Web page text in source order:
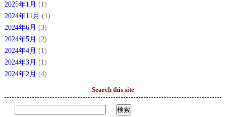
2025年1月 (1)
2024年11月 (1)
2024年6月 (3)
2024年5月 (2)
2024年4月 (1)
2024年3月 (1)
2024年2月 (4)
Search this site